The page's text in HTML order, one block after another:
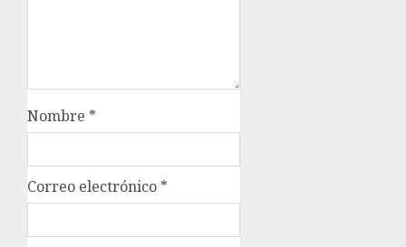
Nombre *
Correo electrónico *